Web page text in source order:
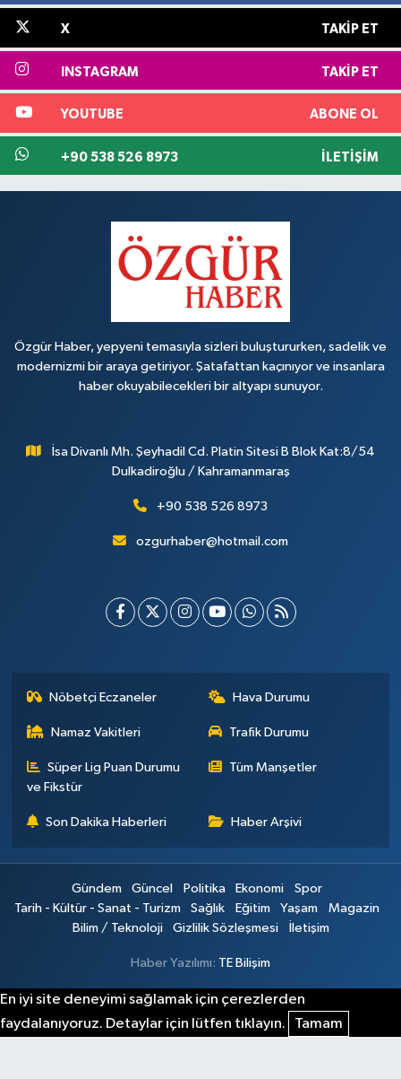
X TAKIP ET
INSTAGRAM TAKIP ET
YOUTUBE ABONE OL
+90 538 526 8973 İLETIŞIM
Özgür Haber, yepyeni temasıyla sizleri buluştururken, sadelik ve
modernizmi bir araya getiriyor. Şatafattan kaçınıyor ve insanlara
haber okuyabilecekleri bir altyapı sunuyor.
İsa Divanlı Mh. Şeyhadil Cd. Platin Sitesi B Blok Kat:8/54
Dulkadiroğlu / Kahramanmaraş
+90 538 526 8973
ozgurhaber@hotmail.com
Nöbetçi Eczaneler Hava Durumu
Namaz Vakitleri Trafik Durumu
Süper Lig Puan Durumu
ve Fikstür
Tüm Manşetler
Son Dakika Haberleri Haber Arşivi
Gündem Güncel Politika Ekonomi
Spor
Tarih - Kültür - Sanat - Turizm
Sağlık Eğitim Yaşam
Magazin
Bilim / Teknoloji
Gizlilik Sözleşmesi İletişim
Haber Yazılımı: TE Bilişim
En iyi site deneyimi sağlamak için çerezlerden
faydalanıyoruz. Detaylar için lütfen tıklayın.
Tamam